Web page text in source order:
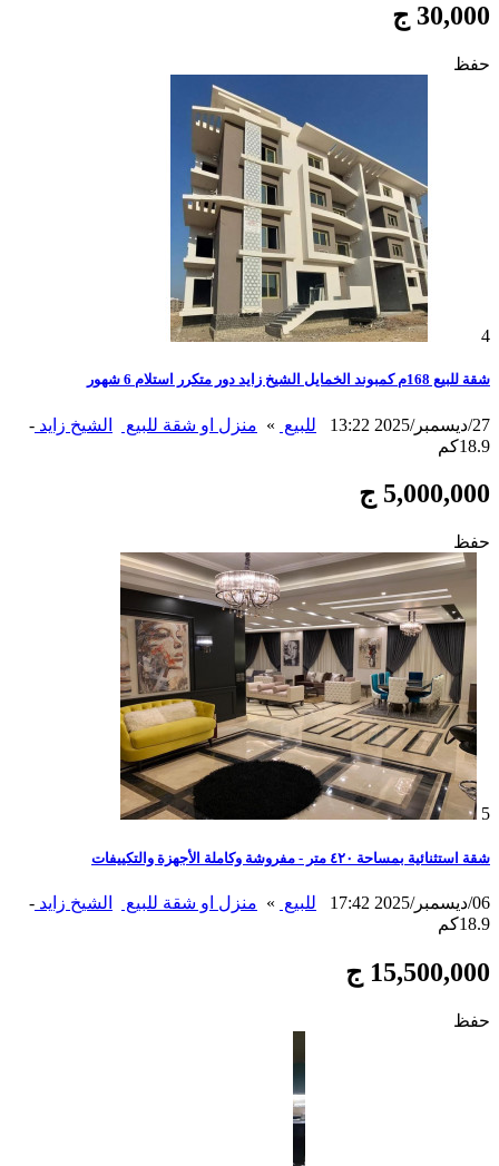
30,000 ج
حفظ
4
شقة للبيع 168م كمبوند الخمايل الشيخ زايد دور متكرر استلام 6 شهور
27/ديسمبر/2025 13:22 للبيع » منزل او شقة للبيع الشيخ زايد -
18.9كم
5,000,000 ج
حفظ
5
شقة استثنائية بمساحة ٤٢٠ متر - مفروشة وكاملة الأجهزة والتكييفات
06/ديسمبر/2025 17:42 للبيع » منزل او شقة للبيع الشيخ زايد -
18.9كم
15,500,000 ج
حفظ